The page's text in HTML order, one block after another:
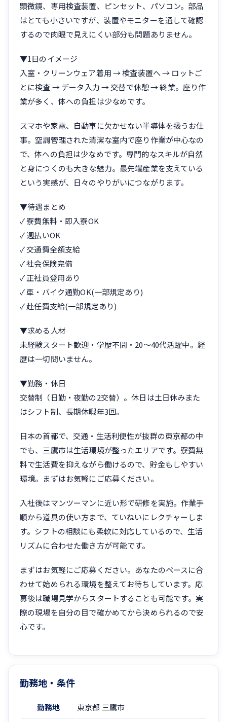
顕微鏡、専用検査装置、ピンセット、パソコン。部品
はとても小さいですが、装置やモニターを通して確認
するので肉眼で見えにくい部分も問題ありません。
▼1日のイメージ
入室・クリーンウェア着用 → 検査装置へ → ロットご
とに検査 → データ入力 → 交替で休憩 → 終業。座り作
業が多く、体への負担は少なめです。
スマホや家電、自動車に欠かせない半導体を扱うお仕
事。空調管理された清潔な室内で座り作業が中心なの
で、体への負担は少なめです。専門的なスキルが自然
と身につくのも大きな魅力。最先端産業を支えている
という実感が、日々のやりがいにつながります。
▼待遇まとめ
✓ 寮費無料・即入寮OK
✓ 週払いOK
✓ 交通費全額支給
✓ 社会保険完備
✓ 正社員登用あり
✓ 車・バイク通勤OK(一部規定あり)
✓ 赴任費支給(一部規定あり)
▼求める人材
未経験スタート歓迎・学歴不問・20〜40代活躍中。経
歴は一切問いません。
▼勤務・休日
交替制（日勤・夜勤の2交替）。休日は土日休みまた
はシフト制、長期休暇年3回。
日本の首都で、交通・生活利便性が抜群の東京都の中
でも、三鷹市は生活環境が整ったエリアです。寮費無
料で生活費を抑えながら働けるので、貯金もしやすい
環境。まずはお気軽にご応募ください。
入社後はマンツーマンに近い形で研修を実施。作業手
順から道具の使い方まで、ていねいにレクチャーしま
す。シフトの相談にも柔軟に対応しているので、生活
リズムに合わせた働き方が可能です。
まずはお気軽にご応募ください。あなたのペースに合
わせて始められる環境を整えてお待ちしています。応
募後は職場見学からスタートすることも可能です。実
際の現場を自分の目で確かめてから決められるので安
心です。
勤務地・条件
勤務地 東京都 三鷹市